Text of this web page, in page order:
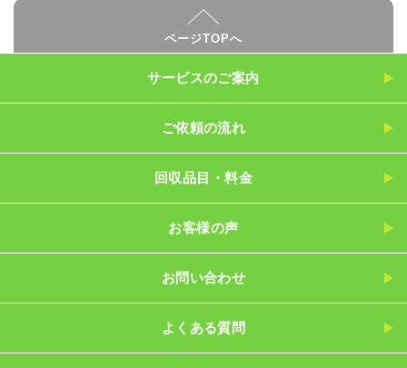
ページTOPへ
サービスのご案内
ご依頼の流れ
回収品目・料金
お客様の声
お問い合わせ
よくある質問